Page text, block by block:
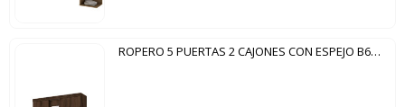
ROPERO 5 PUERTAS 2 CAJONES CON ESPEJO B60 BRIZ CAFÉ